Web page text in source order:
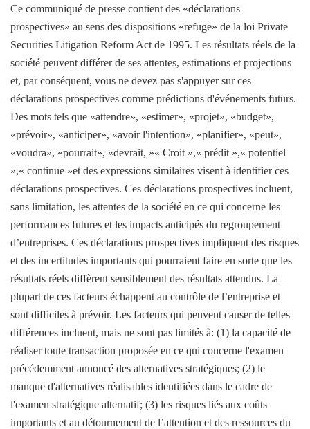
Ce communiqué de presse contient des «déclarations
prospectives» au sens des dispositions «refuge» de la loi Private
Securities Litigation Reform Act de 1995. Les résultats réels de la
société peuvent différer de ses attentes, estimations et projections
et, par conséquent, vous ne devez pas s'appuyer sur ces
déclarations prospectives comme prédictions d'événements futurs.
Des mots tels que «attendre», «estimer», «projet», «budget»,
«prévoir», «anticiper», «avoir l'intention», «planifier», «peut»,
«voudra», «pourrait», «devrait, »« Croit »,« prédit »,« potentiel
»,« continue »et des expressions similaires visent à identifier ces
déclarations prospectives. Ces déclarations prospectives incluent,
sans limitation, les attentes de la société en ce qui concerne les
performances futures et les impacts anticipés du regroupement
d’entreprises. Ces déclarations prospectives impliquent des risques
et des incertitudes importants qui pourraient faire en sorte que les
résultats réels diffèrent sensiblement des résultats attendus. La
plupart de ces facteurs échappent au contrôle de l’entreprise et
sont difficiles à prévoir. Les facteurs qui peuvent causer de telles
différences incluent, mais ne sont pas limités à: (1) la capacité de
réaliser toute transaction proposée en ce qui concerne l'examen
précédemment annoncé des alternatives stratégiques; (2) le
manque d'alternatives réalisables identifiées dans le cadre de
l'examen stratégique alternatif; (3) les risques liés aux coûts
importants et au détournement de l’attention et des ressources du